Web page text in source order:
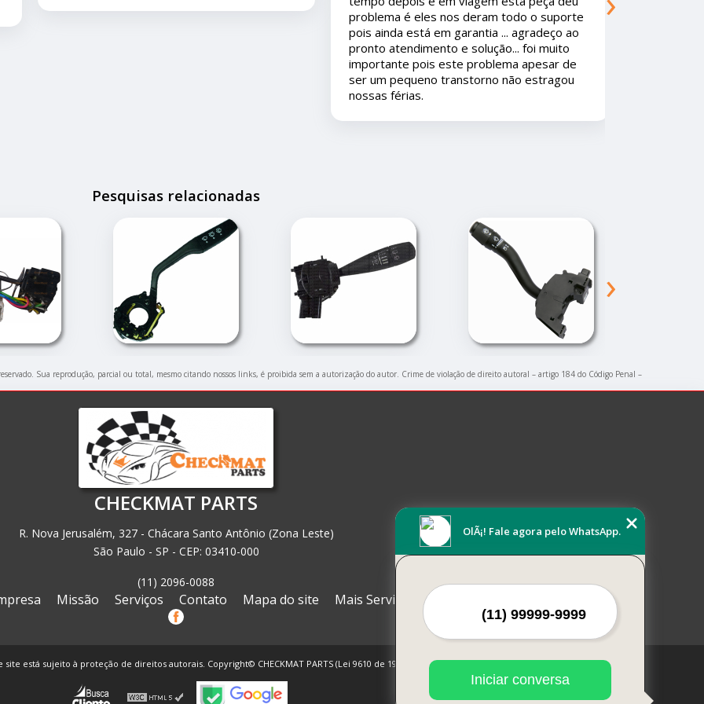
As peças são de qualidade Premium. Se
existisse mais empresas assim os
consumidores iam amar.
Pesquisas relacionadas
›
Sua reprodução, parcial ou total, mesmo citando nossos links, é proibida sem a autorização do autor. Crime de violação de direito autoral – artigo 184 do Código Penal –
CHECKMAT PARTS
R. Nova Jerusalém, 327 - Chácara Santo Antônio (Zona Leste)
São Paulo - SP - CEP: 03410-000
(11) 2096-0088
Missão Serviços Contato Mapa do site Mais Serviços
está sujeito à proteção de direitos autorais. Copyright© CHECKMAT PARTS (Lei 9610 de 19/02/1998)
OlÃ¡! Fale agora pelo WhatsApp.
Iniciar conversa